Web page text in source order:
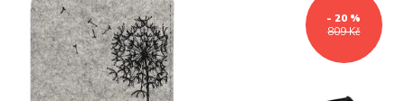
809 Kč
- 20 %